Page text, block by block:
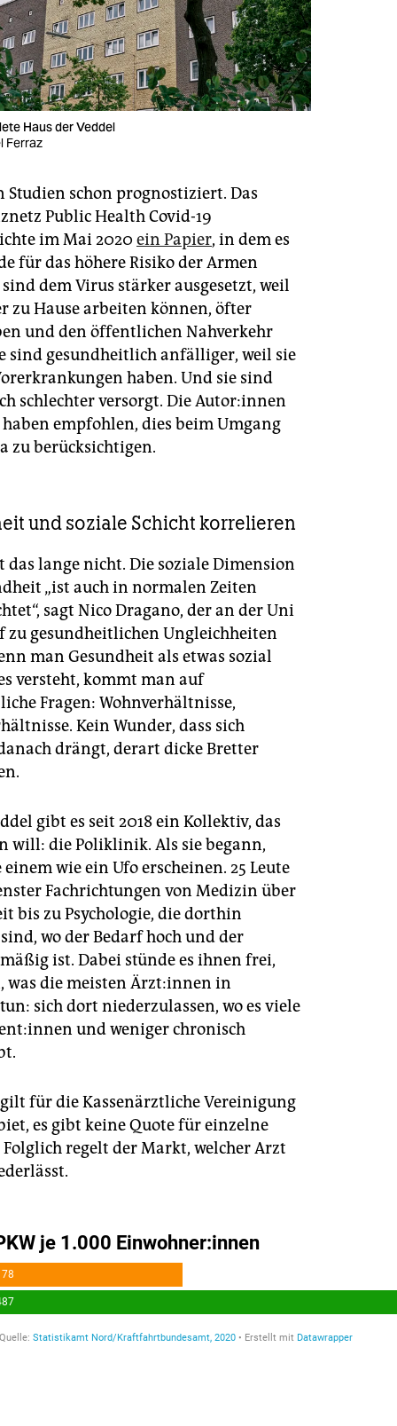
Haus der Veddel
Ferraz
Studien schon prognostiziert. Das
Public Health Covid-19
im Mai 2020 ein Papier, in dem es
für das höhere Risiko der Armen
dem Virus stärker ausgesetzt, weil
zu Hause arbeiten können, öfter
und den öffentlichen Nahverkehr
sind gesundheitlich anfälliger, weil sie
haben. Und sie sind
schlechter versorgt. Die Au­to­r:in­nen
empfohlen, dies beim Umgang
zu berücksichtigen.
und soziale Schicht korrelieren
das lange nicht. Die soziale Dimension
„ist auch in normalen Zeiten
sagt Nico Dragano, der an der Uni
zu gesundheitlichen Ungleichheiten
man Gesundheit als etwas sozial
versteht, kommt man auf
Fragen: Wohnverhältnisse,
Kein Wunder, dass sich
drängt, derart dicke Bretter
gibt es seit 2018 ein Kollektiv, das
will: die Poliklinik. Als sie begann,
wie ein Ufo erscheinen. 25 Leute
Fachrichtungen von Medizin über
bis zu Psychologie, die dorthin
wo der Bedarf hoch und der
ist. Dabei stünde es ihnen frei,
was die meisten Ärz­t:in­nen in
sich dort niederzulassen, wo es viele
und weniger chronisch
für die Kassenärztliche Vereinigung
es gibt keine Quote für einzelne
regelt der Markt, welcher Arzt